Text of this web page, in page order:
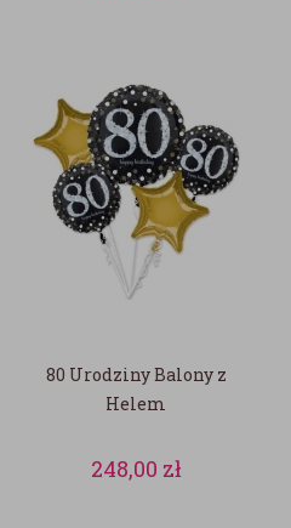
80 Urodziny Balony z
Helem
248,00 zł